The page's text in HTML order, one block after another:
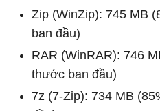
Zip (WinZip): 745 MB
ban đầu)
RAR (WinRAR): 746
thước ban đầu)
7z (7-Zip): 734 MB